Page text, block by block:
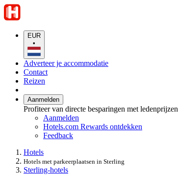
EUR
•
Adverteer je accommodatie
Contact
Reizen
Aanmelden
Profiteer van directe besparingen met ledenprijzen
Aanmelden
Hotels.com Rewards ontdekken
Feedback
Hotels
Hotels met parkeerplaatsen in Sterling
Sterling-hotels